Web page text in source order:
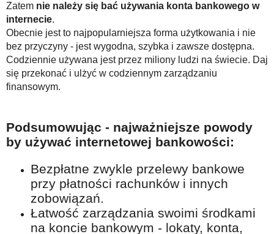
Zatem nie należy się bać używania konta bankowego w
internecie.
Obecnie jest to najpopularniejsza forma użytkowania i nie
bez przyczyny - jest wygodna, szybka i zawsze dostępna.
Codziennie używana jest przez miliony ludzi na świecie. Daj
się przekonać i ulżyć w codziennym zarządzaniu
finansowym.
Podsumowując - najważniejsze powody
by używać internetowej bankowości:
Bezpłatne zwykle przelewy bankowe
przy płatności rachunków i innych
zobowiązań.
Łatwość zarządzania swoimi środkami
na koncie bankowym - lokaty, konta,